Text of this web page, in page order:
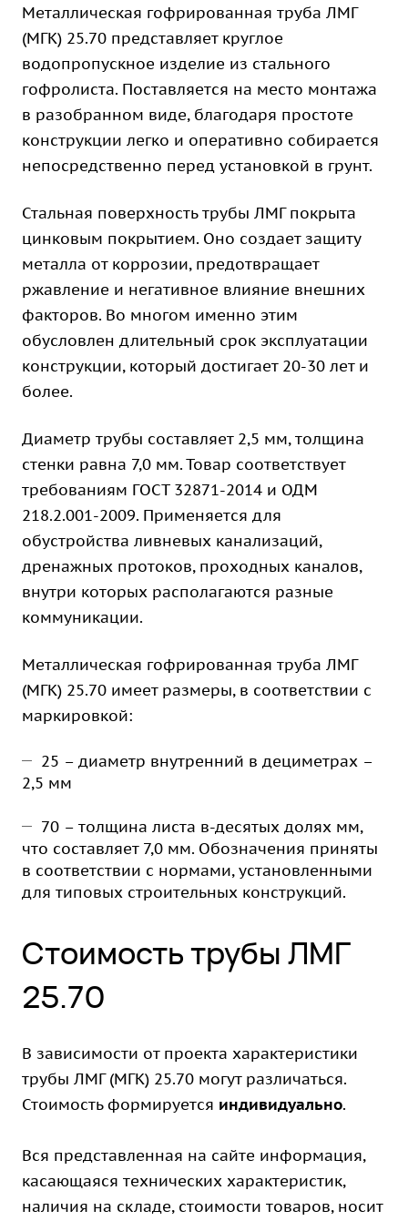
Металлическая гофрированная труба ЛМГ
(МГК) 25.70 представляет круглое
водопропускное изделие из стального
гофролиста. Поставляется на место монтажа
в разобранном виде, благодаря простоте
конструкции легко и оперативно собирается
непосредственно перед установкой в грунт.
Стальная поверхность трубы ЛМГ покрыта
цинковым покрытием. Оно создает защиту
металла от коррозии, предотвращает
ржавление и негативное влияние внешних
факторов. Во многом именно этим
обусловлен длительный срок эксплуатации
конструкции, который достигает 20-30 лет и
более.
Диаметр трубы составляет 2,5 мм, толщина
стенки равна 7,0 мм. Товар соответствует
требованиям ГОСТ 32871-2014 и ОДМ
218.2.001-2009. Применяется для
обустройства ливневых канализаций,
дренажных протоков, проходных каналов,
внутри которых располагаются разные
коммуникации.
Металлическая гофрированная труба ЛМГ
(МГК) 25.70 имеет размеры, в соответствии с
маркировкой:
25 – диаметр внутренний в дециметрах –
2,5 мм
70 – толщина листа в-десятых долях мм,
что составляет 7,0 мм. Обозначения приняты
в соответствии с нормами, установленными
для типовых строительных конструкций.
Стоимость трубы ЛМГ
25.70
В зависимости от проекта характеристики
трубы ЛМГ (МГК) 25.70 могут различаться.
Стоимость формируется индивидуально.
Вся представленная на сайте информация,
касающаяся технических характеристик,
наличия на складе, стоимости товаров, носит